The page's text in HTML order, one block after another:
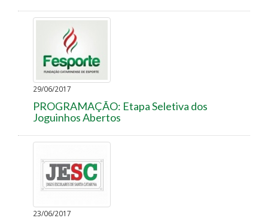
29/06/2017
PROGRAMAÇÃO: Etapa Seletiva dos
Joguinhos Abertos
23/06/2017